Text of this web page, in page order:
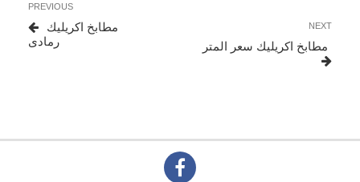
المقالات
Previous
Post
PREVIOUS
مطابخ اكريليك
رمادى
Next
NEXT
مطابخ اكريليك سعر المتر